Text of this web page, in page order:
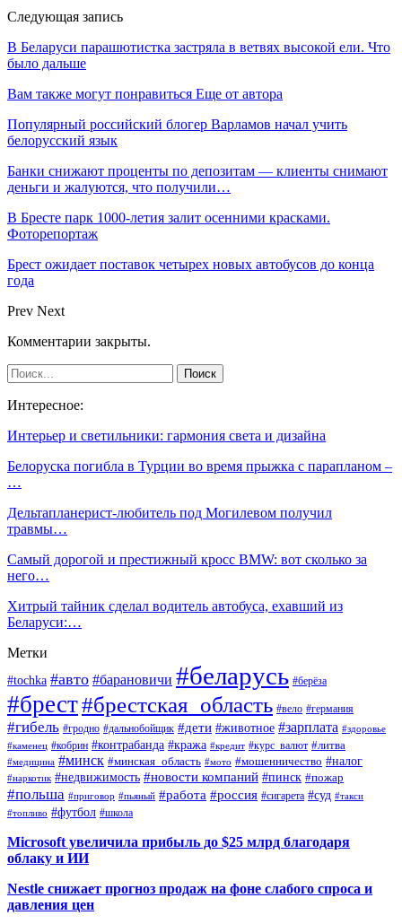
Следующая запись
В Беларуси парашютистка застряла в ветвях высокой ели. Что
было дальше
Вам также могут понравиться Еще от автора
Популярный российский блогер Варламов начал учить
белорусский язык
Банки снижают проценты по депозитам — клиенты снимают
деньги и жалуются, что получили…
В Бресте парк 1000-летия залит осенними красками.
Фоторепортаж
Брест ожидает поставок четырех новых автобусов до конца
года
Prev Next
Комментарии закрыты.
Интересное:
Интерьер и светильники: гармония света и дизайна
Белоруска погибла в Турции во время прыжка с парапланом –
…
Дельтапланерист-любитель под Могилевом получил
травмы…
Самый дорогой и престижный кросс BMW: вот сколько за
него…
Хитрый тайник сделал водитель автобуса, ехавший из
Беларуси:…
Метки
#tochka #авто #барановичи #беларусь #берёза
#брест#брестская_область #вело #германия
#гибель #гродно #дальнобойщик #дети #животное #зарплата #здоровье
#каменец #кобрин #контрабанда #кража #кредит #курс_валют #литва
#медицина #минск #минская_область #мото #мошенничество #налог
#наркотик #недвижимость #новости компаний #пинск #пожар
#польша #приговор #пьяный #работа #россия #сигарета #суд #такси
#топливо #футбол #школа
Microsoft увеличила прибыль до $25 млрд благодаря
облаку и ИИ
Nestle снижает прогноз продаж на фоне слабого спроса и
давления цен